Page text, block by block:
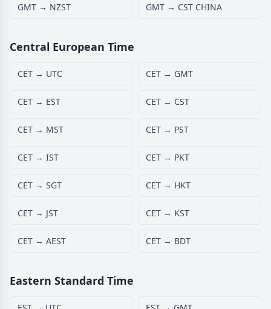
GMT → NZST GMT → CST CHINA
Central European Time
CET → UTC CET → GMT
CET → EST CET → CST
CET → MST CET → PST
CET → IST CET → PKT
CET → SGT CET → HKT
CET → JST CET → KST
CET → AEST CET → BDT
Eastern Standard Time